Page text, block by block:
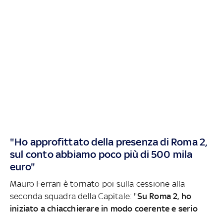
"Ho approfittato della presenza di Roma 2,
sul conto abbiamo poco più di 500 mila
euro"
Mauro Ferrari è tornato poi sulla cessione alla
seconda squadra della Capitale: "Su Roma 2, ho
iniziato a chiacchierare in modo coerente e serio